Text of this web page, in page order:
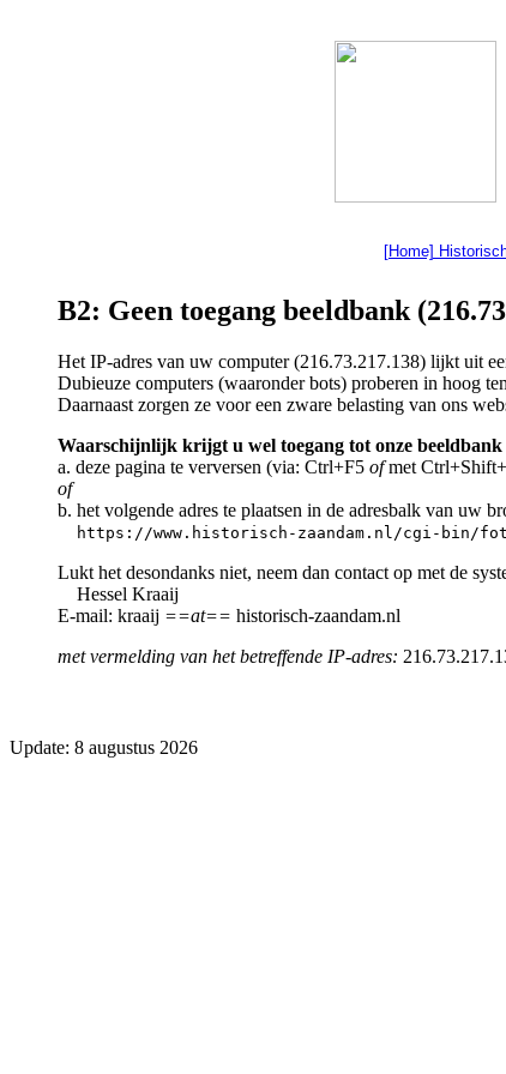
[Home]
B2: Geen toegang beeldbank
Het IP-adres van uw computer (216.73.217.138) lijkt uit
Dubieuze computers (waaronder bots) proberen in hoog
Daarnaast zorgen ze voor een zware belasting van ons
Waarschijnlijk krijgt u wel toegang tot onze
a. deze pagina te verversen (via: Ctrl+F5 ofmet
of
b. het volgende adres te plaatsen in de adresbalk van uw
https://www.historisch-zaandam.nl/cgi-bin/
Lukt het desondanks niet, neem dan contact op met de
Hessel Kraaij
E-mail: kraaij ==at== historisch-zaandam.nl
met vermelding van het betreffende IP-adres:
Update: 8 augustus 2026